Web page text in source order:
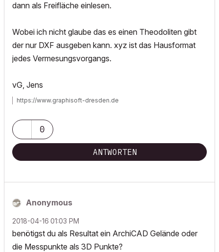
dann als Freifläche einlesen.
Wobei ich nicht glaube das es einen Theodoliten gibt
der nur DXF ausgeben kann. xyz ist das Hausformat
jedes Vermesungsvorgangs.
vG, Jens
https://www.graphisoft-dresden.de
0
ANTWORTEN
Anonymous
‎2018-04-16 01:03 PM
benötigst du als Resultat ein ArchiCAD Gelände oder
die Messpunkte als 3D Punkte?